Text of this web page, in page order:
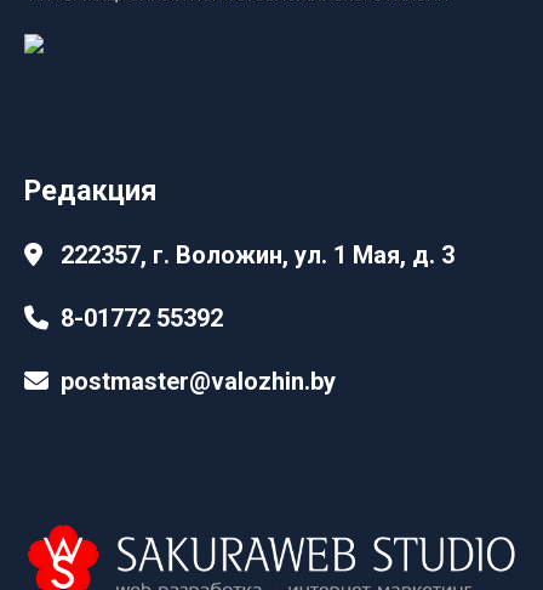
Редакция
222357, г. Воложин, ул. 1 Мая, д. 3
8-01772 55392
postmaster@valozhin.by